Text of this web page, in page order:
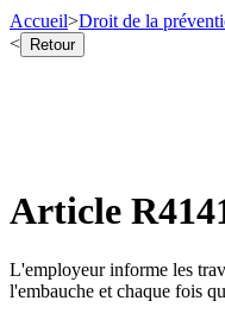
Accueil>Droit de la
< Retour
Article
L'employeur informe les
l'embauche et chaque fois